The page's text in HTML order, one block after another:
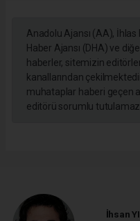
Anadolu Ajansı (AA),
Haber Ajansı (DHA) ve
haberler, sitemizin
kanallarından
muhataplar haberi geçen
editörü sorumlu tutulamaz...
İhsan